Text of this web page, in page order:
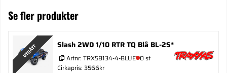
Se fler produkter
UTGÅTT Slash 2WD 1/10 RTR TQ Blå BL-2S*
Artnr: TRX58134-4-BLUE 0 st
Cirkapris: 3566kr